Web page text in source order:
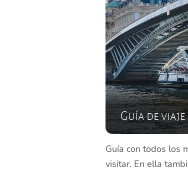
Guía de
Guía con todos los
visitar. En ella